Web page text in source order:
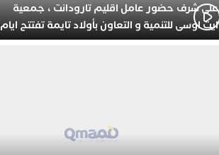
على شرف حضور عامل اقليم تارودانت ، جمعية
ايت اوسى للتنمية و التعاون بأولاد تايمة تفتتح ايام
الاحتفال بذكرى المولد النبوي